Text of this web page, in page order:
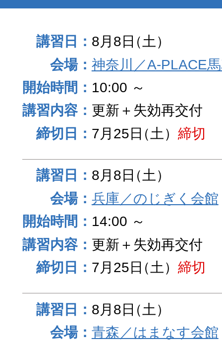
8月8日（土）
神奈川／A-PLACE
10:00 ～
更新＋失効再交付
7月25日（土） 締切
8月8日（土）
兵庫／のじぎく会館
14:00 ～
更新＋失効再交付
7月25日（土） 締切
8月8日（土）
青森／はまなす会館